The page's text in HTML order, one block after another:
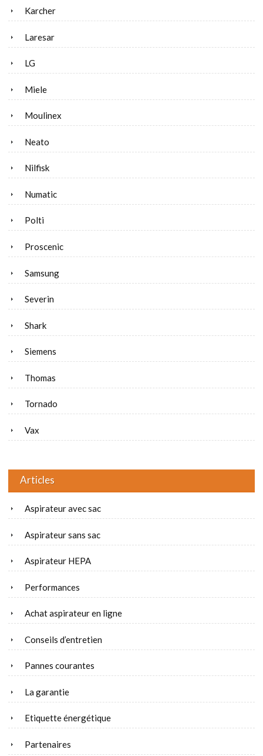
Karcher
Laresar
LG
Miele
Moulinex
Neato
Nilfisk
Numatic
Polti
Proscenic
Samsung
Severin
Shark
Siemens
Thomas
Tornado
Vax
Articles
Aspirateur avec sac
Aspirateur sans sac
Aspirateur HEPA
Performances
Achat aspirateur en ligne
Conseils d’entretien
Pannes courantes
La garantie
Etiquette énergétique
Partenaires